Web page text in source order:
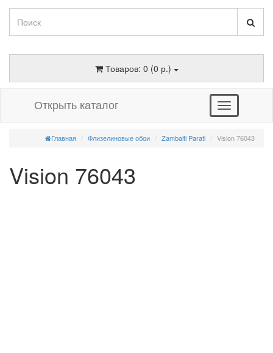
Товаров: 0 (0 р.)
Открыть каталог
Главная Флизелиновые обои Zambaiti Parati Vision 76043
Vision 76043